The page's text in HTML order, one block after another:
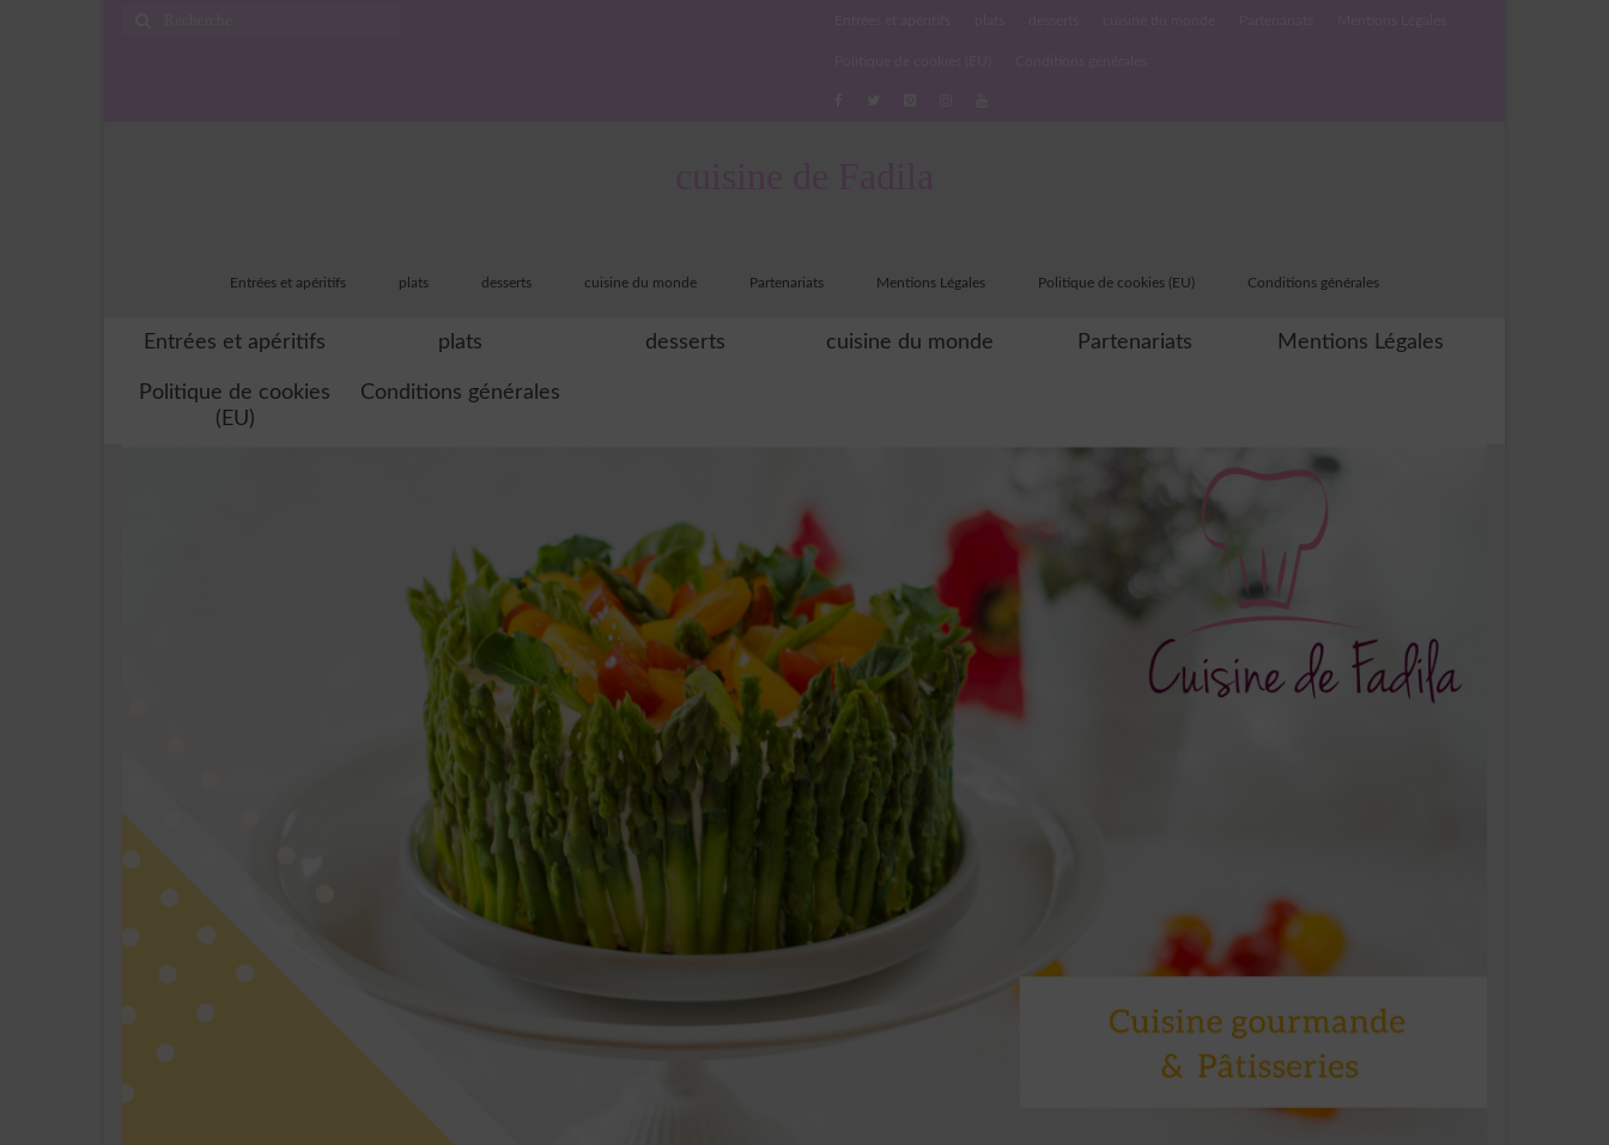
Entrées et apéritifs plats desserts cuisine du monde Partenariats Mentions Légales Politique de cookies (EU) Conditions générales
Entrées et apéritifs plats desserts cuisine du monde Partenariats Mentions Légales
Politique de cookies
(EU)
Conditions générales